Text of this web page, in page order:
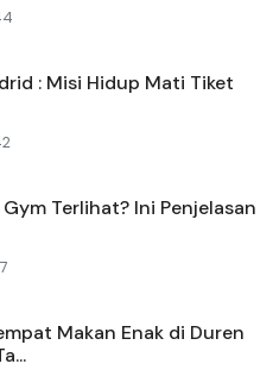
: Misi Hidup Mati Tiket
Terlihat? Ini Penjelasan
Makan Enak di Duren